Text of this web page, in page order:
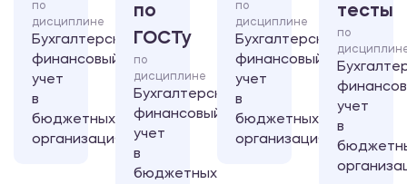
по
дисциплине
Бухгалтерский
финансовый
учет
в
бюджетных
организациях
по
ГОСТу
по
дисциплине
Бухгалтерский
финансовый
учет
в
бюджетных
по
дисциплине
Бухгалтерский
финансовый
учет
в
бюджетных
организациях
тесты
по
учет
в